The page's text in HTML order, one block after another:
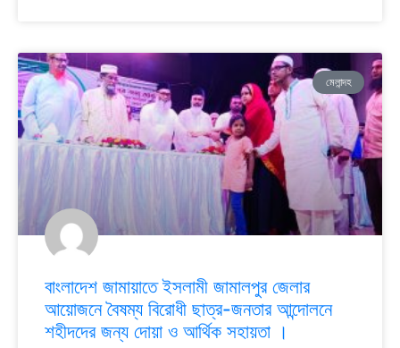
মেলান্দহ
বাংলাদেশ জামায়াতে ইসলামী জামালপুর জেলার
আয়োজনে বৈষম্য বিরোধী ছাত্র-জনতার আন্দোলনে
শহীদদের জন্য দোয়া ও আর্থিক সহায়তা ।